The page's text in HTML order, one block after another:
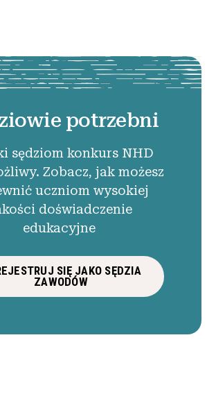
potrzebni
sędziom konkurs NHD
Zobacz, jak możesz
uczniom wysokiej
doświadczenie
edukacyjne
SIĘ JAKO SĘDZIA
ZAWODÓW